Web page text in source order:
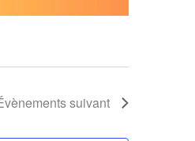
suivant